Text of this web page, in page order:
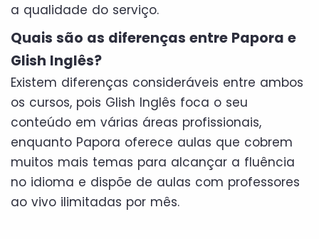
a qualidade do serviço.
Quais são as diferenças entre Papora e
Glish Inglês?
Existem diferenças consideráveis entre ambos
os cursos, pois Glish Inglês foca o seu
conteúdo em várias áreas profissionais,
enquanto Papora oferece aulas que cobrem
muitos mais temas para alcançar a fluência
no idioma e dispõe de aulas com professores
ao vivo ilimitadas por mês.